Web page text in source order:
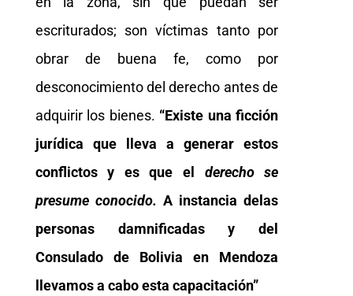
escriturados; son víctimas tanto por
obrar de buena fe, como por
desconocimiento del derecho antes de
adquirir los bienes. “Existe una ficción
jurídica que lleva a generar estos
conflictos y es que el derecho se
presume conocido. A instancia delas
personas damnificadas y del
Consulado de Bolivia en Mendoza
llevamos a cabo esta capacitación”